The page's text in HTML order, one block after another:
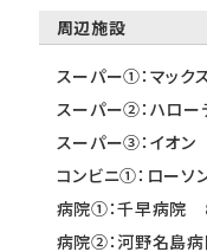
周辺施設
スーパー①：マッ
スーパー②：ハロ
スーパー③：イオ
コンビニ①：ロー
病院①：千早病院
病院②：河野名島